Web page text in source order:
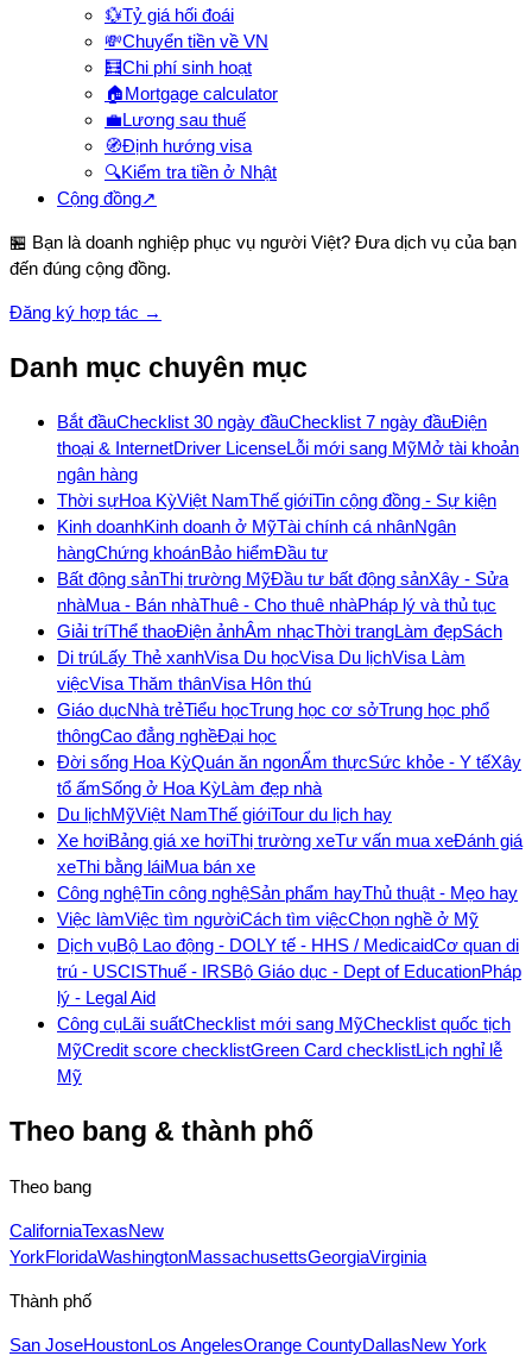
💱Tỷ giá hối đoái
💸Chuyển tiền về VN
🧮Chi phí sinh hoạt
🏠Mortgage calculator
💼Lương sau thuế
🧭Định hướng visa
🔍Kiểm tra tiền ở Nhật
Cộng đồng↗
🏪 Bạn là doanh nghiệp phục vụ người Việt? Đưa dịch vụ của bạn
đến đúng cộng đồng.
Đăng ký hợp tác →
Danh mục chuyên mục
Bắt đầuChecklist 30 ngày đầuChecklist 7 ngày đầuĐiện
thoại & InternetDriver LicenseLỗi mới sang MỹMở tài khoản
ngân hàng
Thời sựHoa KỳViệt NamThế giớiTin cộng đồng - Sự kiện
Kinh doanhKinh doanh ở MỹTài chính cá nhânNgân
hàngChứng khoánBảo hiểmĐầu tư
Bất động sảnThị trường MỹĐầu tư bất động sảnXây - Sửa
nhàMua - Bán nhàThuê - Cho thuê nhàPháp lý và thủ tục
Giải tríThể thaoĐiện ảnhÂm nhạcThời trangLàm đẹpSách
Di trúLấy Thẻ xanhVisa Du họcVisa Du lịchVisa Làm
việcVisa Thăm thânVisa Hôn thú
Giáo dụcNhà trẻTiểu họcTrung học cơ sởTrung học phổ
thôngCao đẳng nghềĐại học
Đời sống Hoa KỳQuán ăn ngonẨm thựcSức khỏe - Y tếXây
tổ ấmSống ở Hoa KỳLàm đẹp nhà
Du lịchMỹViệt NamThế giớiTour du lịch hay
Xe hơiBảng giá xe hơiThị trường xeTư vấn mua xeĐánh giá
xeThi bằng láiMua bán xe
Công nghệTin công nghệSản phẩm hayThủ thuật - Mẹo hay
Việc làmViệc tìm ngườiCách tìm việcChọn nghề ở Mỹ
Dịch vụBộ Lao động - DOLY tế - HHS / MedicaidCơ quan di
trú - USCISThuế - IRSBộ Giáo dục - Dept of EducationPháp
lý - Legal Aid
Công cụLãi suấtChecklist mới sang MỹChecklist quốc tịch
MỹCredit score checklistGreen Card checklistLịch nghỉ lễ
Mỹ
Theo bang & thành phố
Theo bang
CaliforniaTexasNew
YorkFloridaWashingtonMassachusettsGeorgiaVirginia
Thành phố
San JoseHoustonLos AngelesOrange CountyDallasNew York